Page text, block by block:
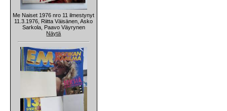
Me Naiset 1976 nro 11 ilmestynyt
11.3.1976, Riitta Väisänen, Asko
Sarkola, Paavo Väyrynen
Näytä